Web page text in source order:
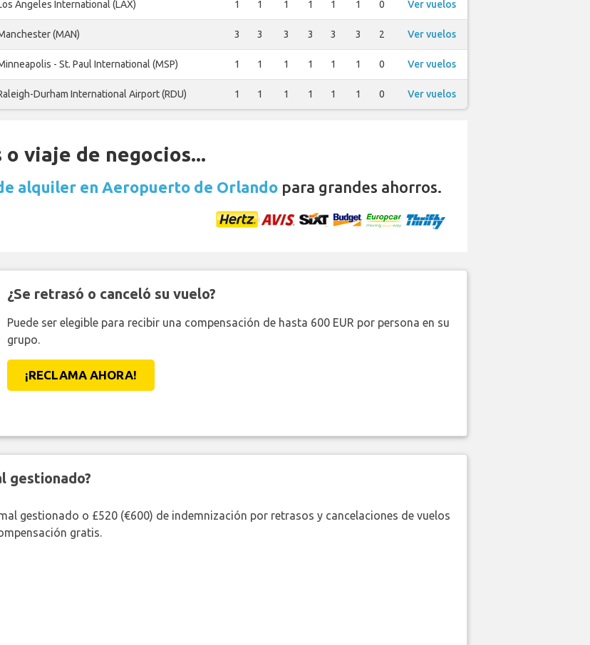
Angeles International (LAX) 1 1 1 1 1 1 0 Ver vuelos
(MAN) 3 3 3 3 3 3 2 Ver vuelos
- St. Paul International (MSP) 1 1 1 1 1 1 0 Ver vuelos
Durham International Airport (RDU) 1 1 1 1 1 1 0 Ver vuelos
o viaje de negocios...
alquiler en Aeropuerto de Orlando para grandes ahorros.
¿Se retrasó o canceló su vuelo?
Puede ser elegible para recibir una compensación de hasta 600 EUR por persona en su
grupo.
¡RECLAMA AHORA!
gestionado?
gestionado o £520 (€600) de indemnización por retrasos y cancelaciones de vuelos
gratis.